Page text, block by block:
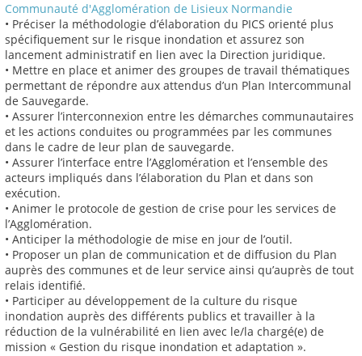
Communauté d'Agglomération de Lisieux Normandie
• Préciser la méthodologie d’élaboration du PICS orienté plus
spécifiquement sur le risque inondation et assurez son
lancement administratif en lien avec la Direction juridique.
• Mettre en place et animer des groupes de travail thématiques
permettant de répondre aux attendus d’un Plan Intercommunal
de Sauvegarde.
• Assurer l’interconnexion entre les démarches communautaires
et les actions conduites ou programmées par les communes
dans le cadre de leur plan de sauvegarde.
• Assurer l’interface entre l’Agglomération et l’ensemble des
acteurs impliqués dans l’élaboration du Plan et dans son
exécution.
• Animer le protocole de gestion de crise pour les services de
l’Agglomération.
• Anticiper la méthodologie de mise en jour de l’outil.
• Proposer un plan de communication et de diffusion du Plan
auprès des communes et de leur service ainsi qu’auprès de tout
relais identifié.
• Participer au développement de la culture du risque
inondation auprès des différents publics et travailler à la
réduction de la vulnérabilité en lien avec le/la chargé(e) de
mission « Gestion du risque inondation et adaptation ».